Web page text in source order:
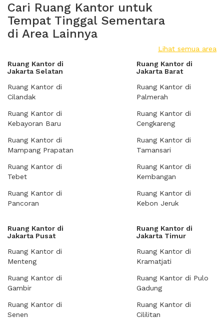
Cari Ruang Kantor untuk
Tempat Tinggal Sementara
di Area Lainnya
Lihat semua area
Ruang Kantor di
Jakarta Selatan
Ruang Kantor di
Cilandak
Ruang Kantor di
Kebayoran Baru
Ruang Kantor di
Mampang Prapatan
Ruang Kantor di
Tebet
Ruang Kantor di
Pancoran
Ruang Kantor di
Jakarta Barat
Ruang Kantor di
Palmerah
Ruang Kantor di
Cengkareng
Ruang Kantor di
Tamansari
Ruang Kantor di
Kembangan
Ruang Kantor di
Kebon Jeruk
Ruang Kantor di
Jakarta Pusat
Ruang Kantor di
Menteng
Ruang Kantor di
Gambir
Ruang Kantor di
Senen
Ruang Kantor di
Jakarta Timur
Ruang Kantor di
Kramatjati
Ruang Kantor di Pulo
Gadung
Ruang Kantor di
Cililitan